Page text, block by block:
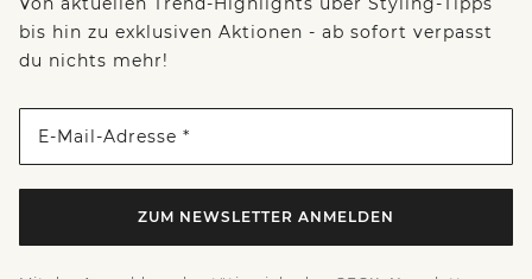
bis hin zu exklusiven Aktionen - ab sofort verpasst
du nichts mehr!
E-Mail-Adresse *
ZUM NEWSLETTER ANMELDEN